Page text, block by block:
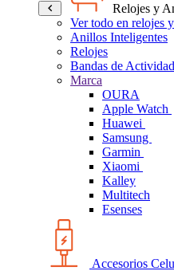
Relojes y
Ver todo en relojes
Anillos Inteligentes
Relojes
Bandas de Actividad
Marca
OURA
Apple Watch
Huawei
Samsung
Garmin
Xiaomi
Kalley
Multitech
Esenses
Accesorios